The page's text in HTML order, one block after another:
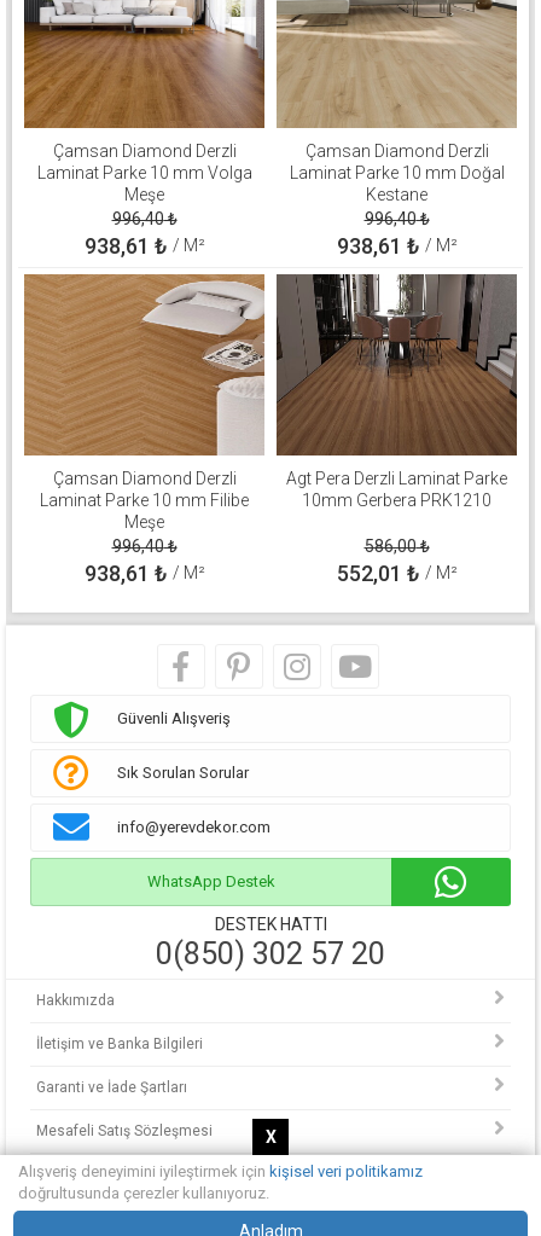
Çamsan Diamond Derzli
Laminat Parke 10 mm Volga
Meşe
996,40₺
938,61 ₺ / M²
Çamsan Diamond Derzli
Laminat Parke 10 mm Doğal
Kestane
996,40₺
938,61 ₺ / M²
Çamsan Diamond Derzli
Laminat Parke 10 mm Filibe
Meşe
996,40₺
938,61 ₺ / M²
Agt Pera Derzli Laminat Parke
10mm Gerbera PRK1210
586,00₺
552,01 ₺ / M²
Güvenli Alışveriş
Sık Sorulan Sorular
info@yerevdekor.com
WhatsApp Destek
DESTEK HATTI
0(850) 302 57 20
Hakkımızda
İletişim ve Banka Bilgileri
Garanti ve İade Şartları
Mesafeli Satış Sözleşmesi
KVKK Politikası
© Copyright 2013 - 2025.
Alışveriş deneyimini iyileştirmek için kişisel veri politikamız
doğrultusunda çerezler kullanıyoruz.
Anladım
X